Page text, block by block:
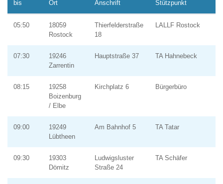
bis
Ort Anschrift Stützpunkt
05:50
18059
Rostock
Thierfelderstraße
18
LALLF Rostock
07:30
19246
Zarrentin
Hauptstraße 37 TA Hahnebeck
08:15
19258
Boizenburg
/ Elbe
Kirchplatz 6 Bürgerbüro
09:00
19249
Lübtheen
Am Bahnhof 5 TA Tatar
09:30
19303
Dömitz
Ludwigsluster
Straße 24
TA Schäfer